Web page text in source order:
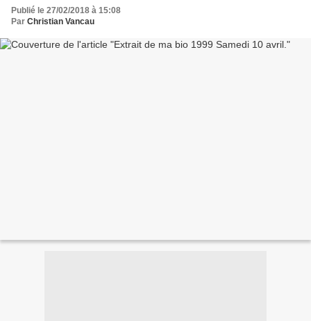
Publié le 27/02/2018 à 15:08
Par Christian Vancau